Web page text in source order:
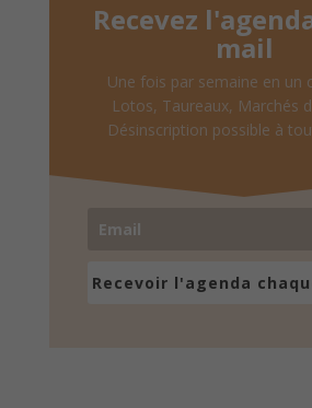
Recevez
mail
Une fois par semaine en un
Lotos, Taureaux, Marchés
Désinscription possible à
Recevoir l'agenda